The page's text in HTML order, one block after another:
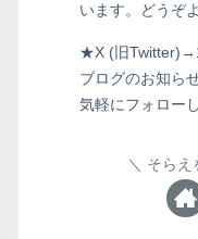
います。どうぞ
★X (旧
ブログのお知ら
気軽にフォロー
そらえ